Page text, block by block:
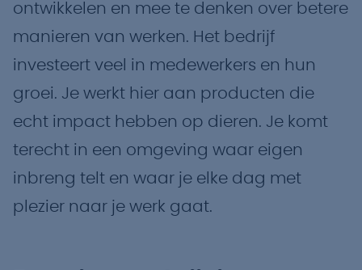
ontwikkelen en mee te denken over betere
manieren van werken. Het bedrijf
investeert veel in medewerkers en hun
groei. Je werkt hier aan producten die
echt impact hebben op dieren. Je komt
terecht in een omgeving waar eigen
inbreng telt en waar je elke dag met
plezier naar je werk gaat.